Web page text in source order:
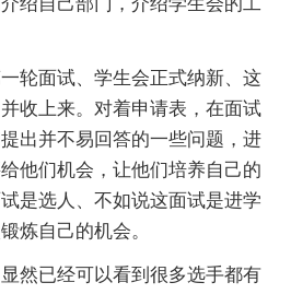
绍自己部门，介绍学生会的工
面试、学生会正式纳新、这
收上来。对着申请表，在面试
出并不易回答的一些问题，进
他们机会，让他们培养自己的
是选人、不如说这面试是进学
炼自己的机会。
已经可以看到很多选手都有